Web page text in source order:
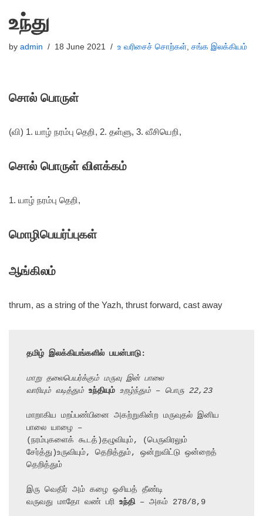
உந்து
by admin 18 June 2021 உ வரிசைச் சொற்கள், சங்க இலக்கியம்
சொல் பொருள்
(வி) 1. யாழ் நரம்பு தெறி, 2. தள்ளு, 3. வீசியெறி,
சொல் பொருள் விளக்கம்
1. யாழ் நரம்பு தெறி,
மொழிபெயர்ப்புகள்
ஆங்கிலம்
thrum, as a string of the Yazh, thrust forward, cast away
தமிழ் இலக்கியங்களில் பயன்பாடு:
மாறு தலைபெயர்க்கும் மருவு இன் பாலை
வாரியும் வடித்தும் உந்தியும் உறழ்ந்தும் – பொரு 22,23
மாறாகிய மறப்பண்பினை அகற்றுகின்ற மருவுதல் இனிய
பாலை யாழை –
(நரம்புகளைக் கூடத்)தழுவியும், (பெருவிரலும்
சேர்த்து)உருவியும், தெறித்தும், ஒன்றுவிட்டு ஒன்றைத்
தெறித்தும்
இரு வெதிர் அம் கழை ஒசியத் தீண்டி
வருவது மாதோ வண் பரி உந்தி – அகம் 278/8,9